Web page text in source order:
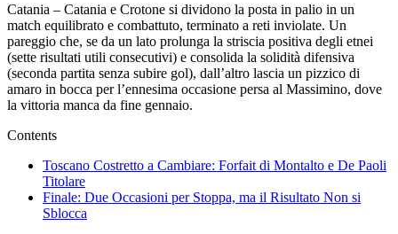
Catania – Catania e Crotone si dividono la posta in palio in un
match equilibrato e combattuto, terminato a reti inviolate. Un
pareggio che, se da un lato prolunga la striscia positiva degli etnei
(sette risultati utili consecutivi) e consolida la solidità difensiva
(seconda partita senza subire gol), dall’altro lascia un pizzico di
amaro in bocca per l’ennesima occasione persa al Massimino, dove
la vittoria manca da fine gennaio.
Contents
Toscano Costretto a Cambiare: Forfait di Montalto e De Paoli
Titolare
Finale: Due Occasioni per Stoppa, ma il Risultato Non si
Sblocca